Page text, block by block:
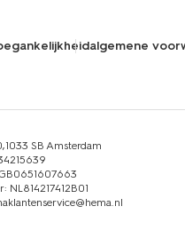
algemene
SB Amsterdam